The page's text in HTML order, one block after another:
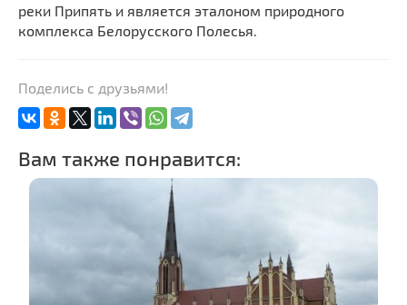
реки Припять и является эталоном природного
комплекса Белорусского Полесья.
Поделись с друзьями!
Вам также понравится: